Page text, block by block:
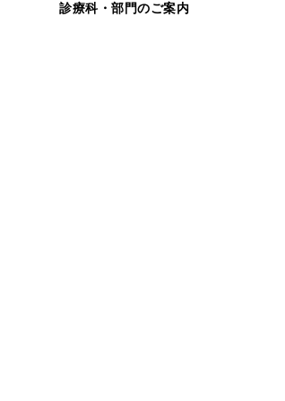
診療科・部門のご案内